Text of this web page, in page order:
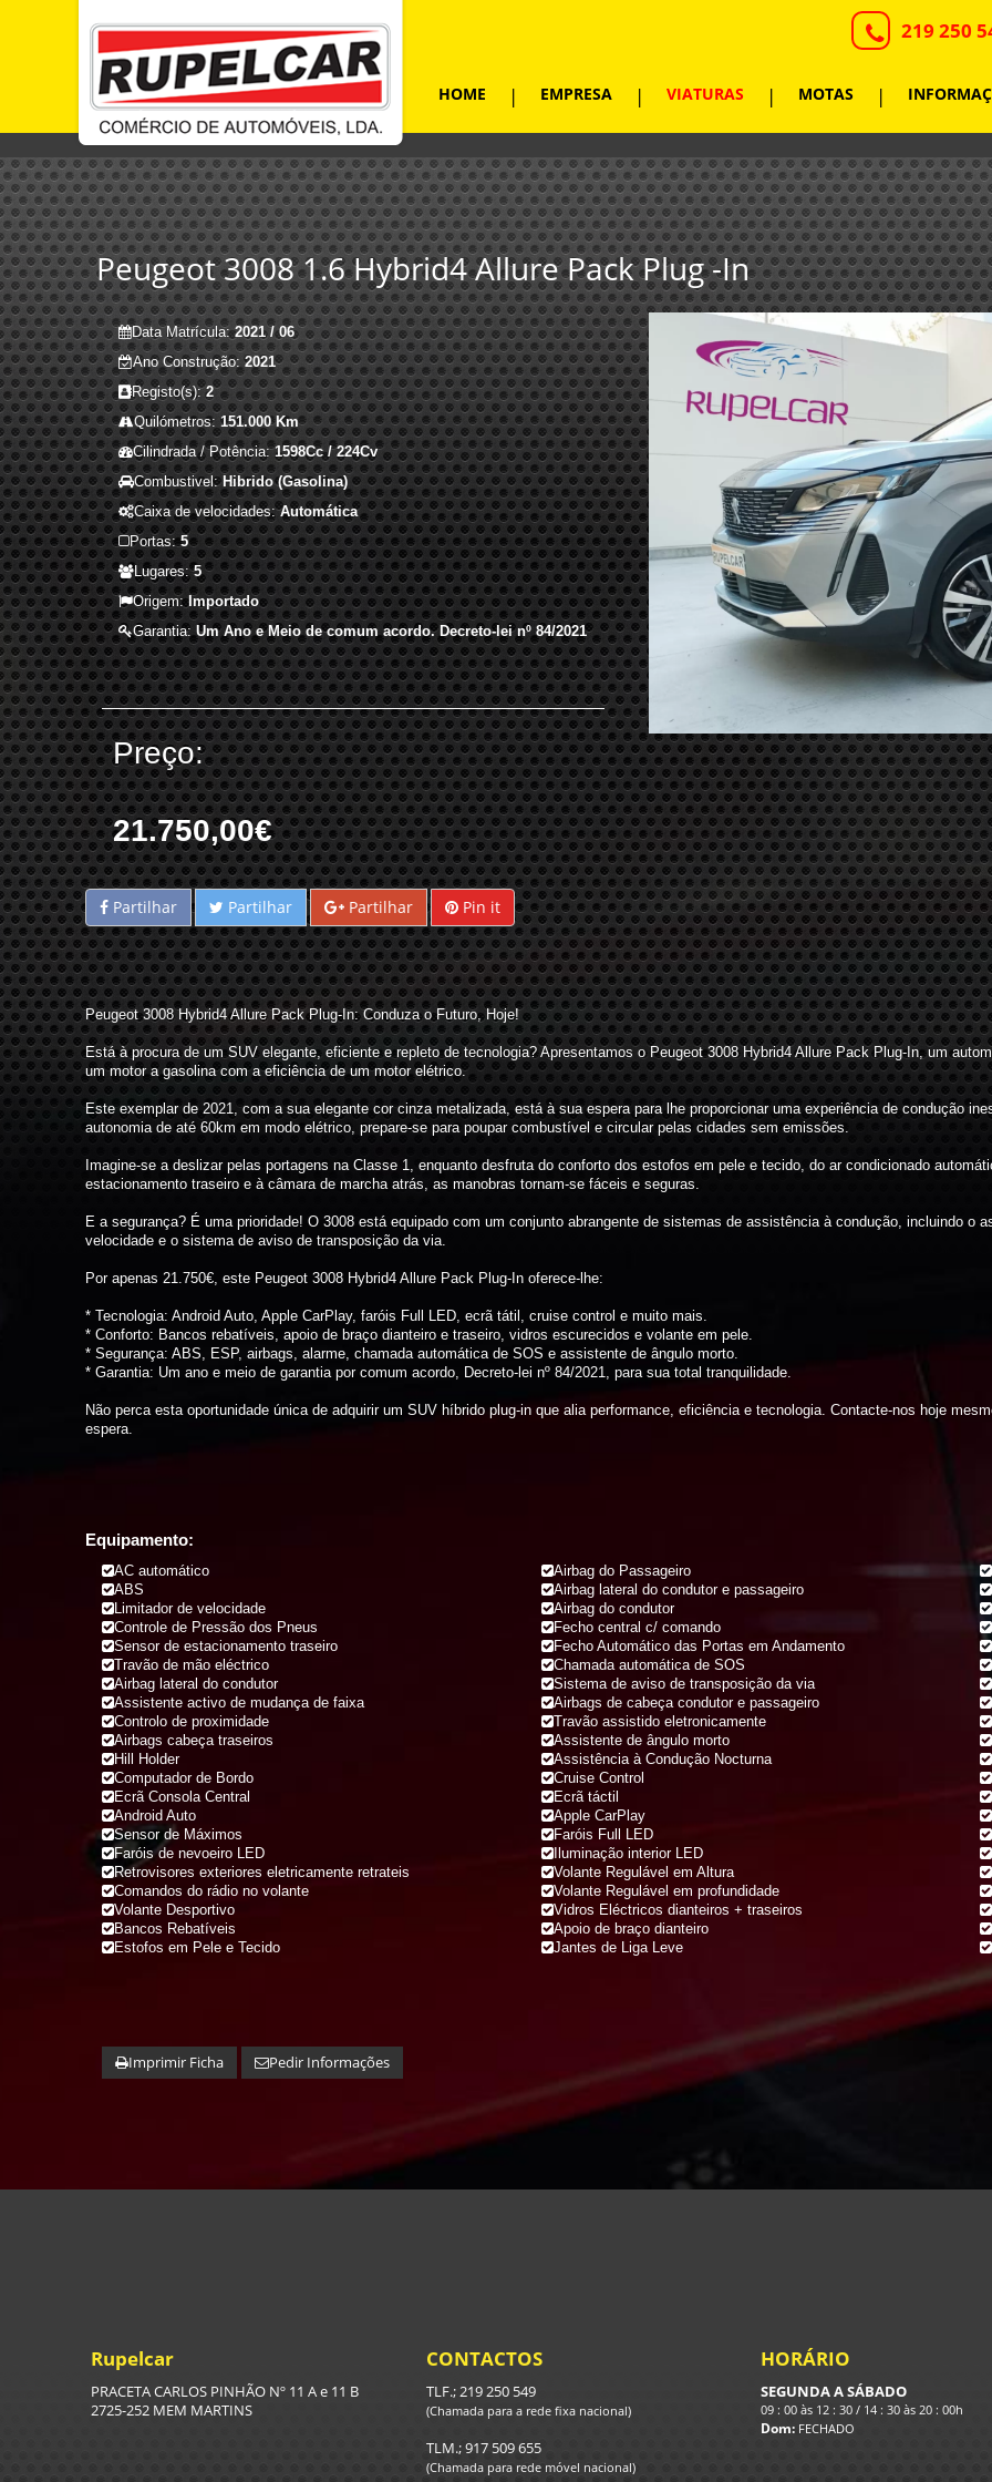
219 250
|
MOTAS
|
VIATURAS
|
EMPRESA
|
HOME
Peugeot 3008 1.6 Hybrid4 Allure Pack Plug -In
Data Matrícula:2021 / 06
Ano Construção:2021
Registo(s):2
Quilómetros:151.000 Km
Cilindrada / Potência:1598Cc / 224Cv
Combustivel: Hibrido (Gasolina)
Caixa de velocidades:Automática
Portas:5
Lugares:5
Origem:Importado
Garantia:Um Ano e Meio de comum acordo. Decreto-lei nº 84/2021
Preço:
21.750,00€
Partilhar Partilhar Partilhar Pin it
Peugeot 3008 Hybrid4 Allure Pack Plug-In: Conduza o Futuro, Hoje!
Está à procura de um SUV elegante, eficiente e repleto de tecnologia? Apresentamos o Peugeot 3008 Hybrid4 Allure Pack Plug-In, um
um motor a gasolina com a eficiência de um motor elétrico.
Este exemplar de 2021, com a sua elegante cor cinza metalizada, está à sua espera para lhe proporcionar uma experiência de condução
autonomia de até 60km em modo elétrico, prepare-se para poupar combustível e circular pelas cidades sem emissões.
Imagine-se a deslizar pelas portagens na Classe 1, enquanto desfruta do conforto dos estofos em pele e tecido, do ar condicionado
estacionamento traseiro e à câmara de marcha atrás, as manobras tornam-se fáceis e seguras.
E a segurança? É uma prioridade! O 3008 está equipado com um conjunto abrangente de sistemas de assistência à condução, incluindo o
velocidade e o sistema de aviso de transposição da via.
Por apenas 21.750€, este Peugeot 3008 Hybrid4 Allure Pack Plug-In oferece-lhe:
* Tecnologia: Android Auto, Apple CarPlay, faróis Full LED, ecrã tátil, cruise control e muito mais.
* Conforto: Bancos rebatíveis, apoio de braço dianteiro e traseiro, vidros escurecidos e volante em pele.
* Segurança: ABS, ESP, airbags, alarme, chamada automática de SOS e assistente de ângulo morto.
* Garantia: Um ano e meio de garantia por comum acordo, Decreto-lei nº 84/2021, para sua total tranquilidade.
Não perca esta oportunidade única de adquirir um SUV híbrido plug-in que alia performance, eficiência e tecnologia. Contacte-nos hoje
espera.
Equipamento:
AC automático
Airbag do Passageiro
ABS
Airbag lateral do condutor e passageiro
Limitador de velocidade
Airbag do condutor
Controle de Pressão dos Pneus
Fecho central c/ comando
Sensor de estacionamento traseiro
Fecho Automático das Portas em Andamento
Travão de mão eléctrico
Chamada automática de SOS
Airbag lateral do condutor
Sistema de aviso de transposição da via
Assistente activo de mudança de faixa
Airbags de cabeça condutor e passageiro
Controlo de proximidade
Travão assistido eletronicamente
Airbags cabeça traseiros
Assistente de ângulo morto
Hill Holder
Assistência à Condução Nocturna
Computador de Bordo
Cruise Control
Ecrã Consola Central
Ecrã táctil
Android Auto
Apple CarPlay
Sensor de Máximos
Faróis Full LED
Faróis de nevoeiro LED
Iluminação interior LED
Retrovisores exteriores eletricamente retrateis
Volante Regulável em Altura
Comandos do rádio no volante
Volante Regulável em profundidade
Volante Desportivo
Vidros Eléctricos dianteiros + traseiros
Bancos Rebatíveis
Apoio de braço dianteiro
Estofos em Pele e Tecido
Jantes de Liga Leve
Imprimir Ficha Pedir Informações
Rupelcar
PRACETA CARLOS PINHÃO Nº 11 A e 11 B
2725-252 MEM MARTINS
CONTACTOS
TLF.; 219 250 549
(Chamada para a rede fixa nacional)
TLM.; 917 509 655
(Chamada para rede móvel nacional)
HORÁRIO
SEGUNDA A SÁBADO
09 : 00 às 12 : 30 / 14 : 30 às 20 : 00h
Dom: FECHADO